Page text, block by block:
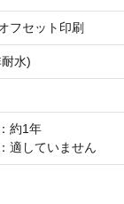
フセット印刷
水)
約1年
適していません